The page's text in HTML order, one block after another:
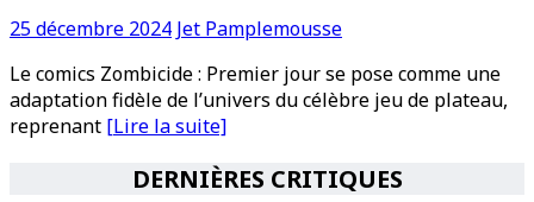
25 décembre 2024 Jet Pamplemousse
Le comics Zombicide : Premier jour se pose comme une
adaptation fidèle de l’univers du célèbre jeu de plateau,
reprenant [Lire la suite]
DERNIÈRES CRITIQUES